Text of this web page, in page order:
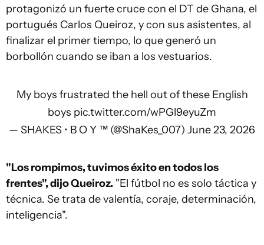
protagonizó un fuerte cruce con el DT de Ghana, el
portugués Carlos Queiroz, y con sus asistentes, al
finalizar el primer tiempo, lo que generó un
borbollón cuando se iban a los vestuarios.
My boys frustrated the hell out of these English
boys pic.twitter.com/wPGl9eyuZm
— SHAKES • B O Y ™ (@ShaKes_007) June 23, 2026
"Los rompimos, tuvimos éxito en todos los
frentes", dijo Queiroz. "El fútbol no es solo táctica y
técnica. Se trata de valentía, coraje, determinación,
inteligencia".